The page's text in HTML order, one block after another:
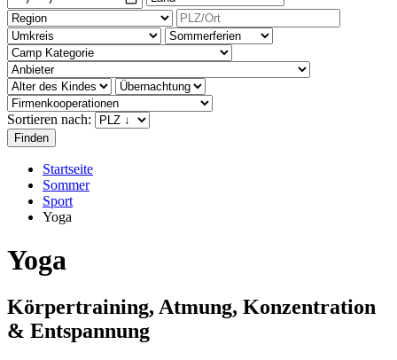
Sortieren nach:
Startseite
Sommer
Sport
Yoga
Yoga
Körpertraining, Atmung, Konzentration
& Entspannung